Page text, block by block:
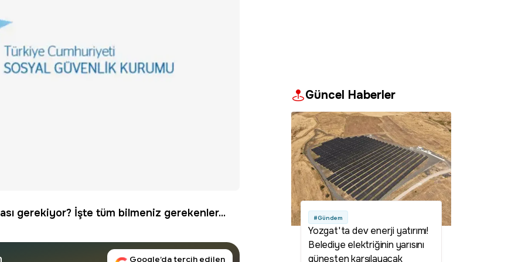
gerekiyor? İşte tüm bilmeniz gerekenler...
Google’da tercih edilen
Güncel Haberler
#Gündem
Yozgat'ta dev enerji yatırımı!
Belediye elektriğinin yarısını
güneşten karşılayacak